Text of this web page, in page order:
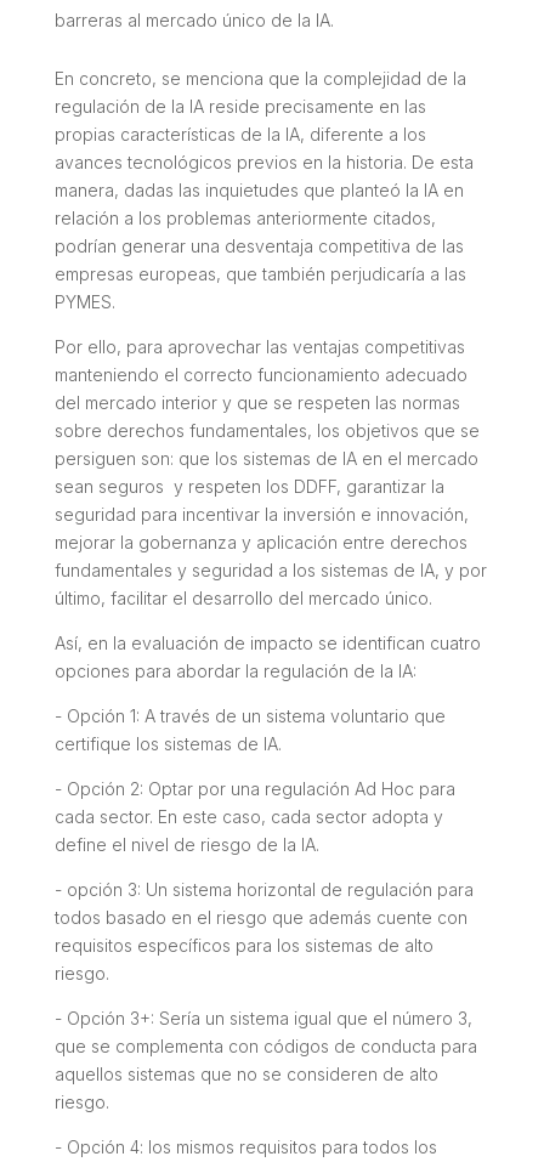
barreras al mercado único de la IA.
En concreto, se menciona que la complejidad de la
regulación de la IA reside precisamente en las
propias características de la IA, diferente a los
avances tecnológicos previos en la historia. De esta
manera, dadas las inquietudes que planteó la IA en
relación a los problemas anteriormente citados,
podrían generar una desventaja competitiva de las
empresas europeas, que también perjudicaría a las
PYMES.
Por ello, para aprovechar las ventajas competitivas
manteniendo el correcto funcionamiento adecuado
del mercado interior y que se respeten las normas
sobre derechos fundamentales, los objetivos que se
persiguen son: que los sistemas de IA en el mercado
sean seguros y respeten los DDFF, garantizar la
seguridad para incentivar la inversión e innovación,
mejorar la gobernanza y aplicación entre derechos
fundamentales y seguridad a los sistemas de IA, y por
último, facilitar el desarrollo del mercado único.
Así, en la evaluación de impacto se identifican cuatro
opciones para abordar la regulación de la IA:
- Opción 1: A través de un sistema voluntario que
certifique los sistemas de IA.
- Opción 2: Optar por una regulación Ad Hoc para
cada sector. En este caso, cada sector adopta y
define el nivel de riesgo de la IA.
- opción 3: Un sistema horizontal de regulación para
todos basado en el riesgo que además cuente con
requisitos específicos para los sistemas de alto
riesgo.
- Opción 3+: Sería un sistema igual que el número 3,
que se complementa con códigos de conducta para
aquellos sistemas que no se consideren de alto
riesgo.
- Opción 4: los mismos requisitos para todos los